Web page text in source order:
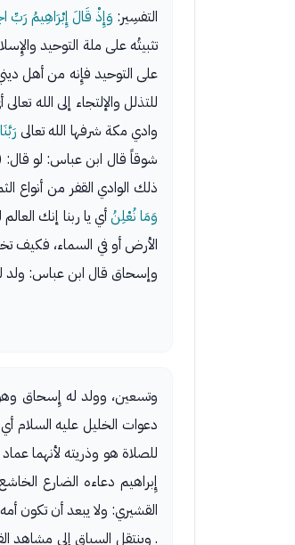
التفسِير: وَإِذْ قَالَ إِبْرَاهِيمُ رَبِّ
تثبيتُه على ملة التوحيد
على التوحيد فإِنه من أهل
للتذلل والإلتجاء إلى الله
وادي مكة شرفها الله تعالى
شوقاً قال ابن عباس: لو قال:
ذلك الوادي القفر من أنواع
وَمَا نُعْلِنُأي يا ربنا إنك
الأرض أو في السماء، فكيف
وإسحاق قال ابن عباس: ولد
وتسعين، وولد له إِسحاق
دعوات الخليل عليه السلام
للصلاة هو وذريته لأنهما
إِبراهيم دعاءه الضارع
القشيري: ولا يبعد أن تكون
. وينتقل السياق إلى مشاهد